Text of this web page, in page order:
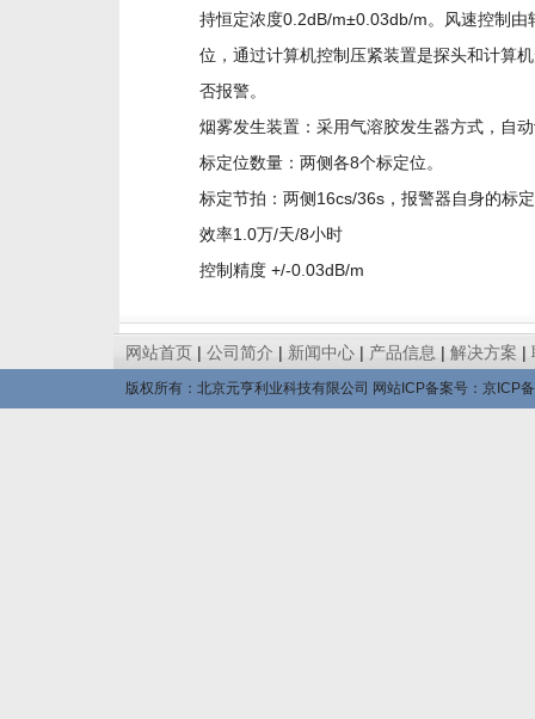
持恒定浓度0.2dB/m±0.03db/m。风速控制
位，通过计算机控制压紧装置是探头和计算
否报警。
烟雾发生装置：采用气溶胶发生器方式，自
标定位数量：两侧各8个标定位。
标定节拍：两侧16cs/36s，报警器自身的标
效率1.0万/天/8小时
控制精度 +/-0.03dB/m
网站首页 | 公司简介 | 新闻中心 | 产品信息 | 解决方案 |
版权所有：北京元亨利业科技有限公司 网站ICP备案号： 京ICP